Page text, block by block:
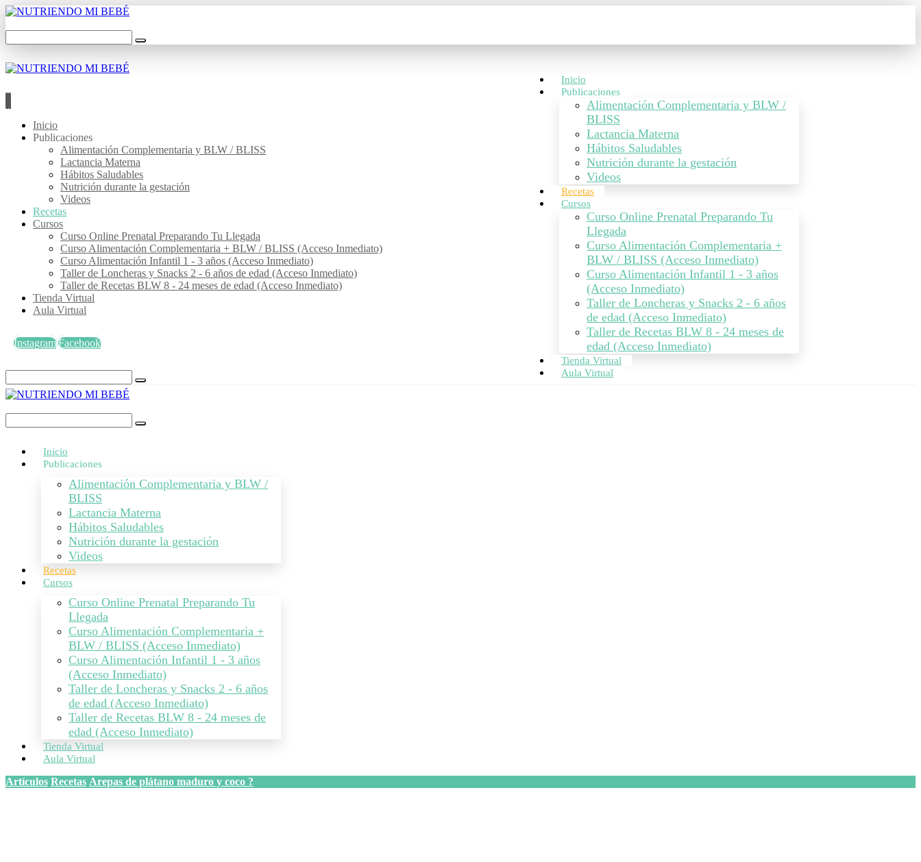
Inicio
Publicaciones
Alimentación Complementaria y BLW /
BLISS
Lactancia Materna
Hábitos Saludables
Nutrición durante la gestación
Videos
Recetas
Cursos
Curso Online Prenatal Preparando Tu
Llegada
Curso Alimentación Complementaria +
BLW / BLISS (Acceso Inmediato)
Curso Alimentación Infantil 1 - 3 años
(Acceso Inmediato)
Taller de Loncheras y Snacks 2 - 6 años
de edad (Acceso Inmediato)
Taller de Recetas BLW 8 - 24 meses de
edad (Acceso Inmediato)
Tienda Virtual
Aula Virtual
Inicio
Publicaciones
Alimentación Complementaria y BLW / BLISS
Lactancia Materna
Hábitos Saludables
Nutrición durante la gestación
Videos
Recetas
Cursos
Curso Online Prenatal Preparando Tu Llegada
Curso Alimentación Complementaria + BLW / BLISS (Acceso Inmediato)
Curso Alimentación Infantil 1 - 3 años (Acceso Inmediato)
Taller de Loncheras y Snacks 2 - 6 años de edad (Acceso Inmediato)
Taller de Recetas BLW 8 - 24 meses de edad (Acceso Inmediato)
Tienda Virtual
Aula Virtual
InstagramFacebook
Inicio
Publicaciones
Alimentación Complementaria y BLW /
BLISS
Lactancia Materna
Hábitos Saludables
Nutrición durante la gestación
Videos
Recetas
Cursos
Curso Online Prenatal Preparando Tu
Llegada
Curso Alimentación Complementaria +
BLW / BLISS (Acceso Inmediato)
Curso Alimentación Infantil 1 - 3 años
(Acceso Inmediato)
Taller de Loncheras y Snacks 2 - 6 años
de edad (Acceso Inmediato)
Taller de Recetas BLW 8 - 24 meses de
edad (Acceso Inmediato)
Tienda Virtual
Aula Virtual
Artículos Recetas Arepas de plátano maduro y coco ?